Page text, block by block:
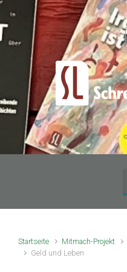
Zum Hauptinhalt springen
Startseite Mitmach-Projekt
Geld und Leben